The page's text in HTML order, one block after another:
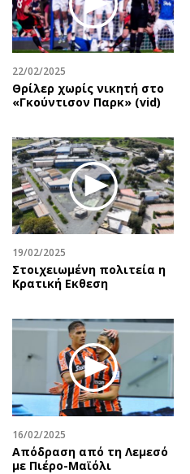
Περιβάλλον
Ελλάδα
Κόσμος
Παράξενα
Πολιτισμός
Θέατρο-Χορός
Μουσική
Εικαστικά
Βιβλίο
Χειρόγραφα
22/02/2025
Θρίλερ χωρίς νικητή στο
«Γκούντισον Παρκ» (vid)
19/02/2025
Στοιχειωμένη πολιτεία η
Κρατική Eκθεση
16/02/2025
Απόδραση από τη Λεμεσό
με Πιέρο-Μαϊόλι